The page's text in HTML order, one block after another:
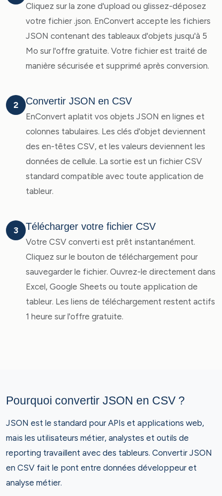
Cliquez sur la zone d'upload ou glissez-déposez
votre fichier .json. EnConvert accepte les fichiers
JSON contenant des tableaux d'objets jusqu'à 5
Mo sur l'offre gratuite. Votre fichier est traité de
manière sécurisée et supprimé après conversion.
2 Convertir JSON en CSV
EnConvert aplatit vos objets JSON en lignes et
colonnes tabulaires. Les clés d'objet deviennent
des en-têtes CSV, et les valeurs deviennent les
données de cellule. La sortie est un fichier CSV
standard compatible avec toute application de
tableur.
3 Télécharger votre fichier CSV
Votre CSV converti est prêt instantanément.
Cliquez sur le bouton de téléchargement pour
sauvegarder le fichier. Ouvrez-le directement dans
Excel, Google Sheets ou toute application de
tableur. Les liens de téléchargement restent actifs
1 heure sur l'offre gratuite.
Pourquoi convertir JSON en CSV ?
JSON est le standard pour APIs et applications web,
mais les utilisateurs métier, analystes et outils de
reporting travaillent avec des tableurs. Convertir JSON
en CSV fait le pont entre données développeur et
analyse métier.